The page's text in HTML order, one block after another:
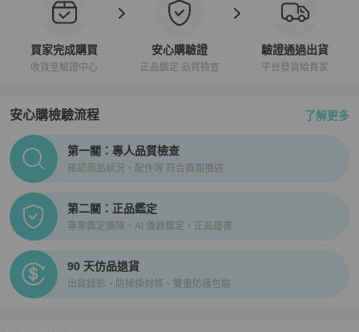
買家完成購買
收貨至驗證中心
安心購驗證
正品鑑定 品質檢查
驗證通過出貨
平台發貨給買家
安心購檢驗流程 了解更多
PopChill拍拍圈正品驗證、安心購檢驗流程介紹
第一關：專人品質檢查
確認商品狀況、配件等 符合頁面描述
第二關：正品鑑定
專業鑑定團隊、AI 儀器鑑定、正品證書
90 天仿品退貨
出貨錄影、防掉換封條、雙重防護包裝